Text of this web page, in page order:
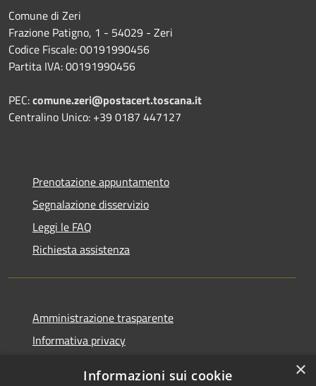
Comune di Zeri
Frazione Patigno, 1 - 54029 - Zeri
Codice Fiscale: 00191990456
Partita IVA: 00191990456
PEC:comune.zeri@postacert.toscana.it
Centralino Unico: +39 0187 447127
Prenotazione appuntamento
Segnalazione disservizio
Leggi le FAQ
Richiesta assistenza
Amministrazione trasparente
Informativa privacy
×
Informazioni sui cookie